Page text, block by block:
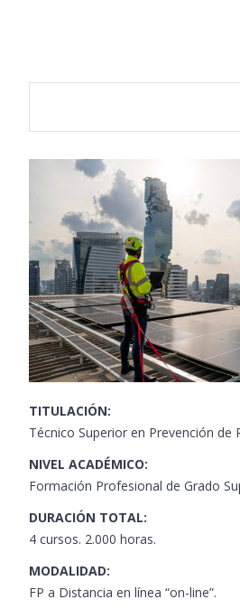
TITULACIÓN:
Técnico Superior en Prevención de
NIVEL ACADÉMICO:
Formación Profesional de Grado
DURACIÓN TOTAL:
4 cursos. 2.000 horas.
MODALIDAD:
FP a Distancia en línea “on-line”.